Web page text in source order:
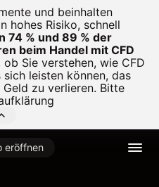
und beinhalten
hohes Risiko, schnell
74 % und 89 % der
beim Handel mit CFD
Sie verstehen, wie CFD
leisten können, das
Geld zu verlieren. Bitte
eröffnen